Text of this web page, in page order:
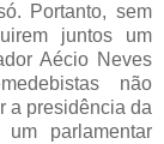
Portanto, sem
juntos um
Aécio Neves
não
a presidência da
parlamentar